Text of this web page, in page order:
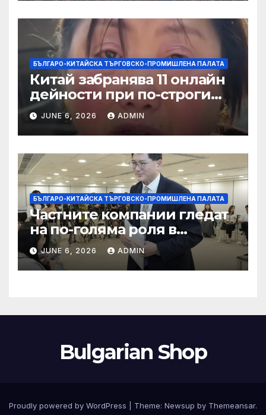
БЪЛГАРО-КИТАЙСКА ТЪРГОВСКО-ПРОМИШЛЕНА ПАЛАТА
Китай забранява 11 онлайн
дейности при по-строги
правила за ограничаване на
слуховете и
кибернасилниците
JUNE 6, 2026 ADMIN
БЪЛГАРО-КИТАЙСКА ТЪРГОВСКО-ПРОМИШЛЕНА ПАЛАТА
Частните компании гледат
на по-голяма роля в
стратегическата
енергетика
JUNE 6, 2026 ADMIN
Bulgarian Shop
Proudly powered by WordPress Theme: Newsup by Themeansar.